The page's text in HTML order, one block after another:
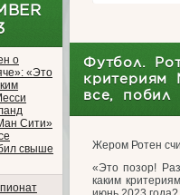
о
«Это
Сити»
свыше
Футбол.
критериям
все, побил
Жером Ротен
«Это позор!
каким